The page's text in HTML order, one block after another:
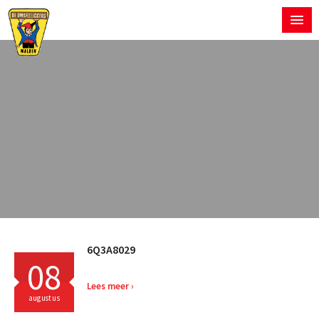
08
augustus
6Q3A8029
Lees meer